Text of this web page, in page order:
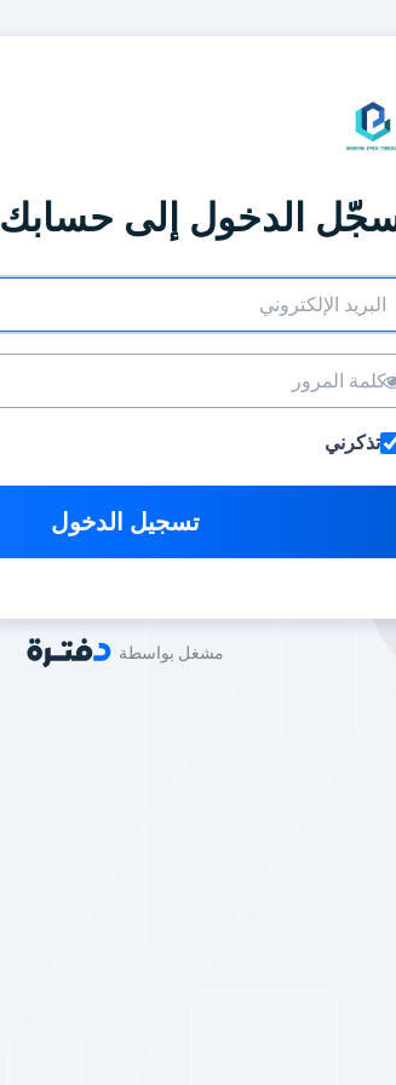
الدخول إلى حسابك
تذكرني
تسجيل الدخول
مشغل بواسطة